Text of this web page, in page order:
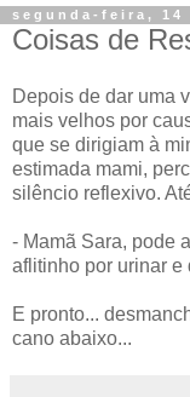
segunda-feira, 14
Coisas de
Depois de dar uma
mais velhos por
que se dirigiam à
estimada mami,
silêncio reflexivo.
- Mamã Sara, pode
aflitinho por urinar e
E pronto...
cano abaixo...